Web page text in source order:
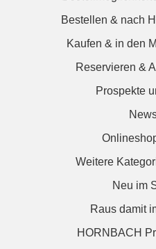
Bestellen & nach
Kaufen & in den
Reservieren &
Prospekte
Weitere
Neu im
Raus damit
HORNBACH